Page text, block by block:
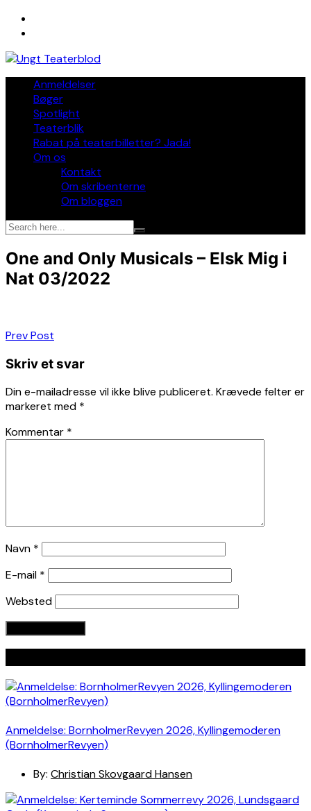
Skip
Anmeldelser
Bøger
Spotlight
Teaterblik
Rabat på teaterbilletter? Jada!
Om os
Kontakt
Om skribenterne
Om bloggen
One and Only Musicals – Elsk Mig i
Nat 03/2022
Indlægsnavigation
Prev Post
Skriv et svar
Din e-mailadresse vil ikke blive publiceret. Krævede felter er
markeret med *
Kommentar *
Navn *
E-mail *
Websted
Anmeldelse: BornholmerRevyen 2026, Kyllingemoderen
(BornholmerRevyen)
By: Christian Skovgaard Hansen